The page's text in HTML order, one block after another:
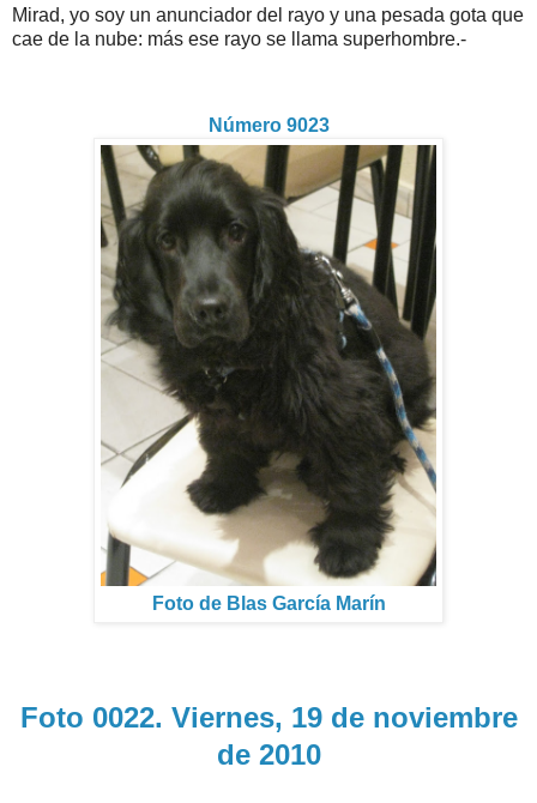
Mirad, yo soy un anunciador del rayo y una pesada gota que
cae de la nube: más ese rayo se llama superhombre.-
Número 9023
Foto de Blas García Marín
Foto 0022. Viernes, 19 de noviembre
de 2010